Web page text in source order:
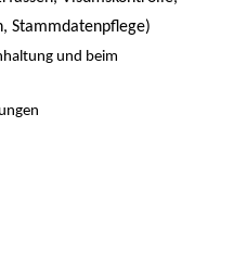
Stammdatenpflege)
und beim